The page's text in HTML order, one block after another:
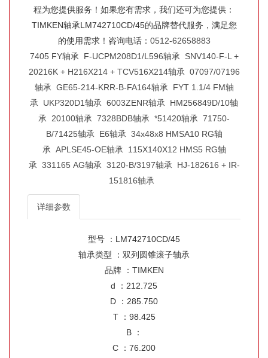
程为您提供服务！如果您有需求，我们还可为您提供：
TIMKEN轴承LM742710CD/45的品牌替代服务，满足您
的使用需求！咨询电话： 0512-62658883
7405 FY轴承 F-UCPM208D1/L596轴承 SNV140-F-L +
20216K + H216X214 + TCV516X214轴承 07097/07196
轴承 GE65-214-KRR-B-FA164轴承 FYT 1.1/4 FM轴
承 UKP320D1轴承 6003ZENR轴承 HM256849D/10轴
承 20100轴承 7328BDB轴承 *51420轴承 71750-
B/71425轴承 E6轴承 34x48x8 HMSA10 RG轴
承 APLSE45-OE轴承 115X140X12 HMS5 RG轴
承 331165 AG轴承 3120-B/3197轴承 HJ-182616 + IR-
151816轴承
详细参数
型号 ：LM742710CD/45
轴承类型 ：双列圆锥滚子轴承
品牌 ：TIMKEN
d ：212.725
D ：285.750
T ：98.425
B ：
C ：76.200